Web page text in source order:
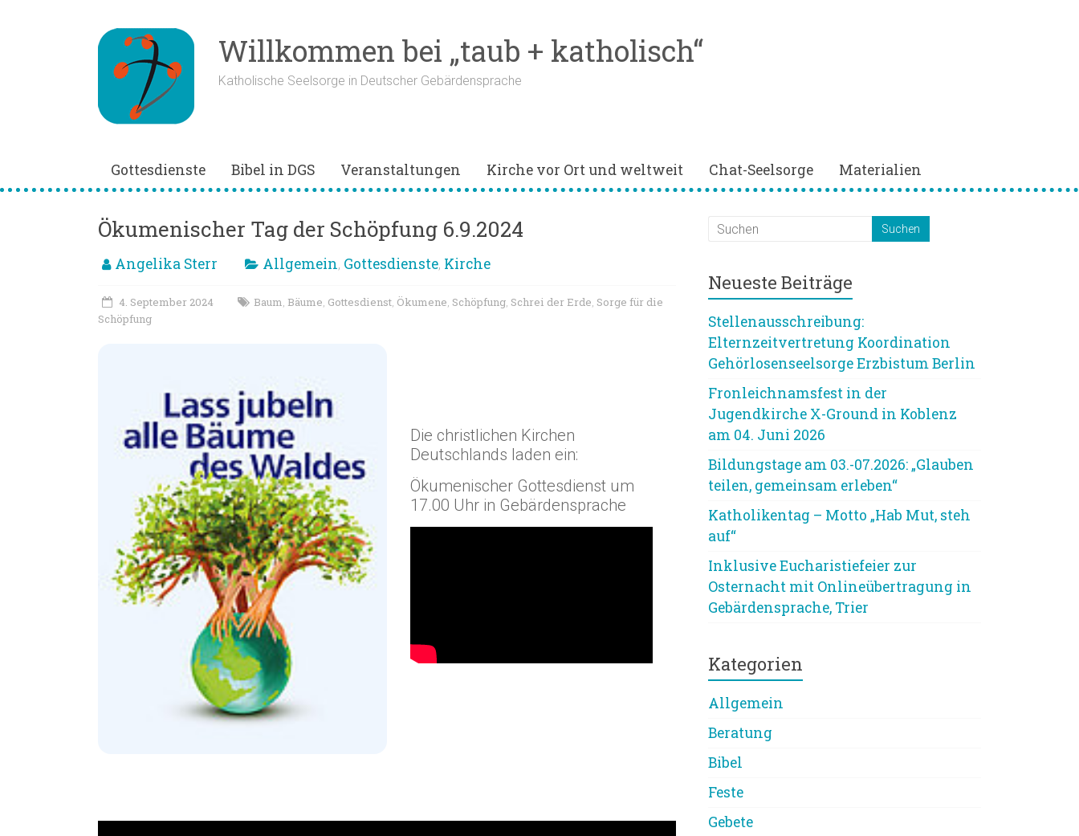
Willkommen bei „taub + katholisch“
Katholische Seelsorge in Deutscher Gebärdensprache
Gottesdienste Bibel in DGS Veranstaltungen Kirche vor Ort und weltweit Chat-Seelsorge Materialien
Ökumenischer Tag der Schöpfung 6.9.2024
Angelika Sterr Allgemein, Gottesdienste, Kirche
4. September 2024 Baum, Bäume, Gottesdienst, Ökumene, Schöpfung, Schrei der Erde, Sorge für die
Schöpfung
Die christlichen Kirchen
Deutschlands laden ein:
Ökumenischer Gottesdienst um
17.00 Uhr in Gebärdensprache
Neueste Beiträge
Stellenausschreibung:
Elternzeitvertretung Koordination
Gehörlosenseelsorge Erzbistum Berlin
Fronleichnamsfest in der
Jugendkirche X-Ground in Koblenz
am 04. Juni 2026
Bildungstage am 03.-07.2026: „Glauben
teilen, gemeinsam erleben“
Katholikentag – Motto „Hab Mut, steh
auf“
Inklusive Eucharistiefeier zur
Osternacht mit Onlineübertragung in
Gebärdensprache, Trier
Kategorien
Allgemein
Beratung
Bibel
Feste
Gebete